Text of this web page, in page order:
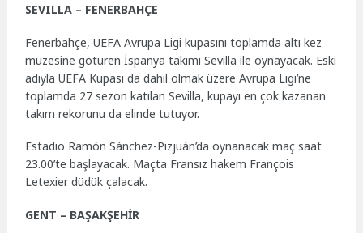
SEVILLA – FENERBAHÇE
Fenerbahçe, UEFA Avrupa Ligi kupasını toplamda altı kez
müzesine götüren İspanya takımı Sevilla ile oynayacak. Eski
adıyla UEFA Kupası da dahil olmak üzere Avrupa Ligi’ne
toplamda 27 sezon katılan Sevilla, kupayı en çok kazanan
takım rekorunu da elinde tutuyor.
Estadio Ramón Sánchez-Pizjuán’da oynanacak maç saat
23.00’te başlayacak. Maçta Fransız hakem François
Letexier düdük çalacak.
GENT – BAŞAKŞEHİR